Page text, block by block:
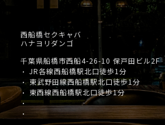
西船橋セクキャバ
ハナヨリダンゴ
千葉県船橋市西船4-26-10 保戸田ビル2F
・ JR各線西船橋駅北口徒歩1分
・東武野田線西船橋駅北口徒歩1分
・ 東西線西船橋駅北口徒歩1分
・
・